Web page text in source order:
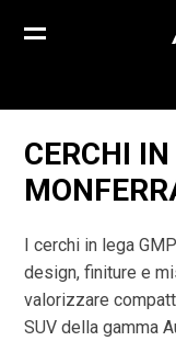
CERCHI
I cerchi in lega
design, finiture e
valorizzare
SUV della gamma